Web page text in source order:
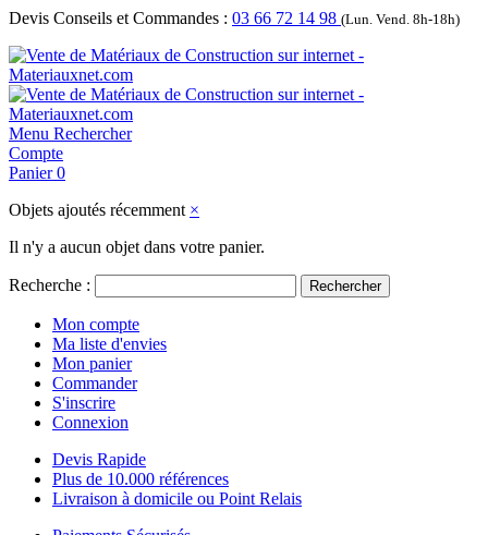
Devis Conseils et Commandes : 03 66 72 14 98 (Lun. Vend. 8h-18h)
Menu Rechercher
Compte
Panier 0
Objets ajoutés récemment ×
Il n'y a aucun objet dans votre panier.
Recherche : Rechercher
Mon compte
Ma liste d'envies
Mon panier
Commander
S'inscrire
Connexion
Devis Rapide
Plus de 10.000 références
Livraison à domicile ou Point Relais